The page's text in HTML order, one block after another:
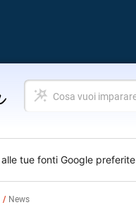
Cosa
vuoi
alle tue fonti Google preferite
News